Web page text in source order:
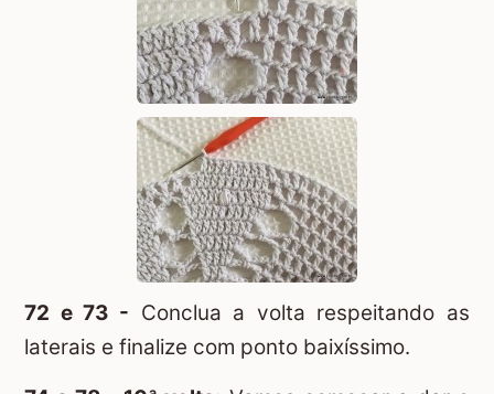
72 e 73 - Conclua a volta respeitando as
laterais e finalize com ponto baixíssimo.